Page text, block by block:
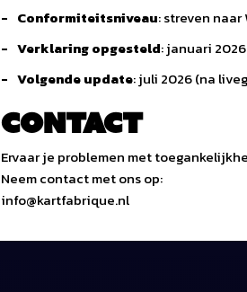
Conformiteitsniveau: streven naar
Verklaring opgesteld: januari 2026
Volgende update: juli 2026 (na
Contact
Ervaar je problemen met
Neem contact met ons op:
info@kartfabrique.nl